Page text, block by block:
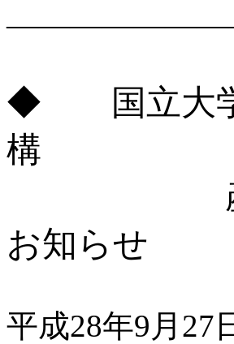
◆ 国立大学
構
産学連
お知ら
平成28年9月27